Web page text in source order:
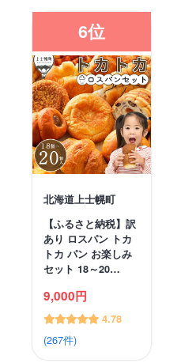
6位
北海道上士幌町
【ふるさと納税】訳
あり ロスパン トカ
トカ パン お楽しみ
セット 18～20…
9,000円
4.78
(267件)